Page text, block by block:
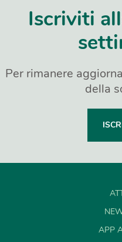
Iscriviti
Per rimanere
della
APP